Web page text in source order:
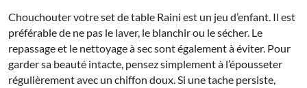
Chouchouter votre set de table Raini est un jeu d’enfant. Il est
préférable de ne pas le laver, le blanchir ou le sécher. Le
repassage et le nettoyage à sec sont également à éviter. Pour
garder sa beauté intacte, pensez simplement à l’épousseter
régulièrement avec un chiffon doux. Si une tache persiste,